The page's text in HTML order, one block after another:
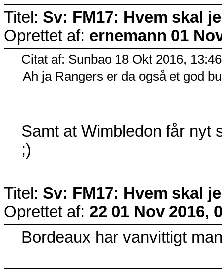
Titel: Sv: FM17: Hvem skal
Oprettet af: ernemann 01
Citat af: Sunbao 18 Okt 2016, 13:46
Ah ja Rangers er da også et god
Samt at Wimbledon får nyt
;)
Titel: Sv: FM17: Hvem skal
Oprettet af: 22 01 Nov 2016,
Bordeaux har vanvittigt